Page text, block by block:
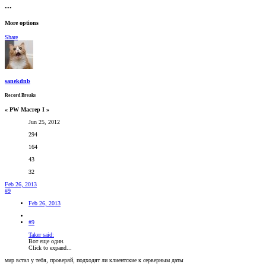
•••
More options
Share
sanekdnb
Record Breaks
« PW Мастер I »
Jun 25, 2012
294
164
43
32
Feb 26, 2013
#9
Feb 26, 2013
#9
Taker said:
Вот еще один.
Click to expand...
мир встал у тебя, проверяй, подходят ли клиентские к серверным даты